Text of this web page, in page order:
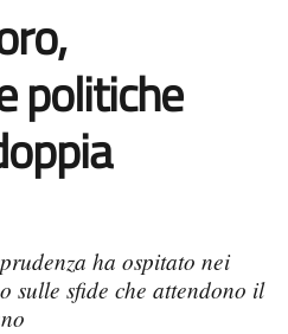
politiche
ha ospitato nei
sulle sfide che attendono il